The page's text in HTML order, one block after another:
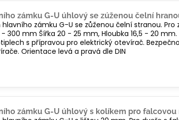
zámku G-U úhlový se zúženou čelní
zámku G-U se zůženou čelní stranou.
300 mm Šířka 20 - 25 mm, Hloubka 16,5 - 20
s přípravou pro elektrický otevírač.
Orientace levá a pravá dle DIN
zámku G-U úhlový s kolíkem pro falcovou